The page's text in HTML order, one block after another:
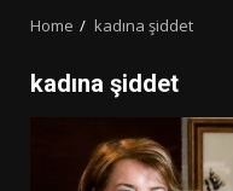
Home kadına şiddet
kadına şiddet